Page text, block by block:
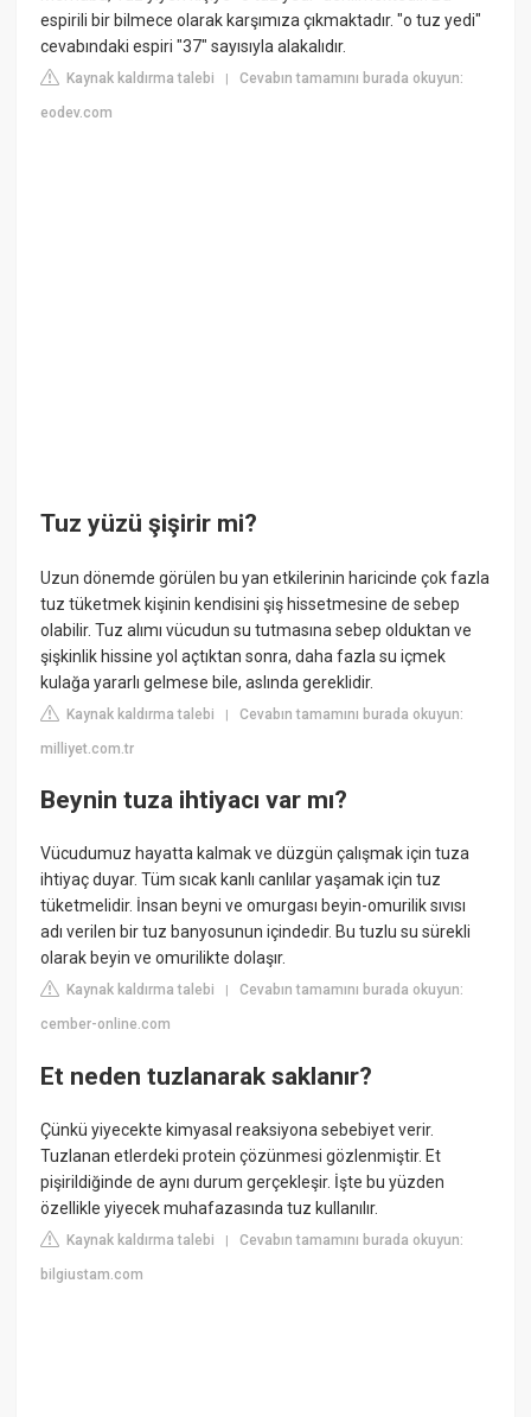
espirili bir bilmece olarak karşımıza çıkmaktadır. "o tuz yedi"
cevabındaki espiri "37" sayısıyla alakalıdır.
Kaynak kaldırma talebi |Cevabın tamamını burada okuyun:
eodev.com
Tuz yüzü şişirir mi?
Uzun dönemde görülen bu yan etkilerinin haricinde çok fazla
tuz tüketmek kişinin kendisini şiş hissetmesine de sebep
olabilir. Tuz alımı vücudun su tutmasına sebep olduktan ve
şişkinlik hissine yol açtıktan sonra, daha fazla su içmek
kulağa yararlı gelmese bile, aslında gereklidir.
Kaynak kaldırma talebi |Cevabın tamamını burada okuyun:
milliyet.com.tr
Beynin tuza ihtiyacı var mı?
Vücudumuz hayatta kalmak ve düzgün çalışmak için tuza
ihtiyaç duyar. Tüm sıcak kanlı canlılar yaşamak için tuz
tüketmelidir. İnsan beyni ve omurgası beyin-omurilik sıvısı
adı verilen bir tuz banyosunun içindedir. Bu tuzlu su sürekli
olarak beyin ve omurilikte dolaşır.
Kaynak kaldırma talebi |Cevabın tamamını burada okuyun:
cember-online.com
Et neden tuzlanarak saklanır?
Çünkü yiyecekte kimyasal reaksiyona sebebiyet verir.
Tuzlanan etlerdeki protein çözünmesi gözlenmiştir. Et
pişirildiğinde de aynı durum gerçekleşir. İşte bu yüzden
özellikle yiyecek muhafazasında tuz kullanılır.
Kaynak kaldırma talebi |Cevabın tamamını burada okuyun:
bilgiustam.com